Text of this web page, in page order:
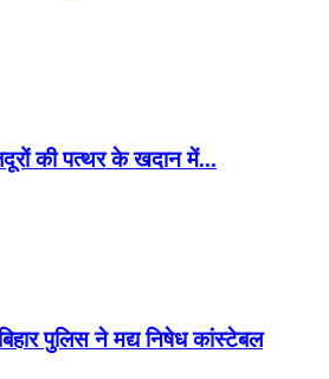
की पत्थर के खदान में...
पुलिस ने मद्य निषेध कांस्टेबल